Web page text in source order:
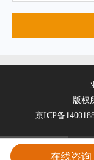
版权
京ICP备
在线咨询